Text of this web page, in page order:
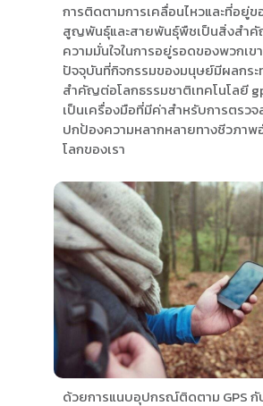
การติดตามการเคลื่อนไหวและที่อยู่ข
สูญพันธุ์และสายพันธุ์พืชเป็นสิ่งสำคั
ความมั่นใจในการอยู่รอดของพวกเข
ปัจจุบันที่กิจกรรมของมนุษย์มีผลกร
สำคัญต่อโลกธรรมชาติเทคโนโลยี
เป็นเครื่องมือที่มีค่าสำหรับการตรว
ปกป้องความหลากหลายทางชีวภาพ
โลกของเรา
ด้วยการแนบอุปกรณ์ติดตาม GPS